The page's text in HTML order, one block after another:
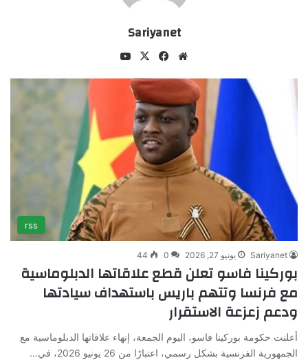
Sariyanet
موقع
فيسبوك
X
rss
Sariyanet يونيو 27, 2026 0
44
بوركينا فاسو تعلن قطع علاقاتها الدبلوماسية
مع فرنسا وتتهم باريس باستهداف سيادتها
ودعم زعزعة الاستقرار
أعلنت حكومة بوركينا فاسو، اليوم الجمعة، إنهاء علاقاتها الدبلوماسية مع
الجمهورية الفرنسية بشكل رسمي، اعتبارًا من 26 يونيو 2026، في…